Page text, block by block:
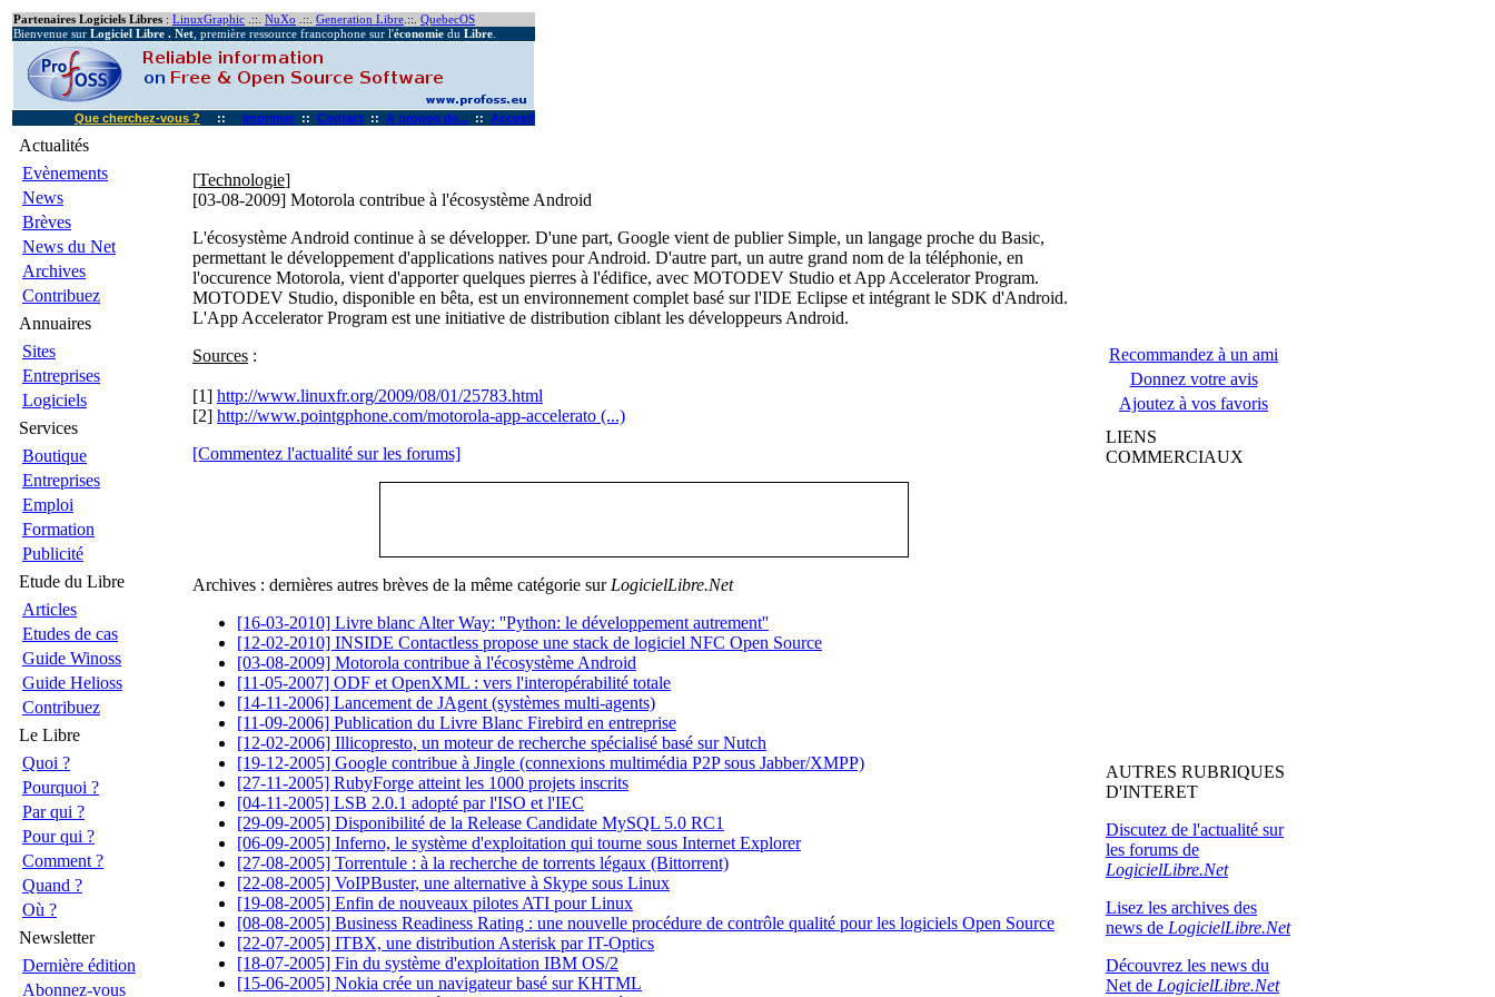
Partenaires Logiciels Libres : LinuxGraphic .::. NuXo .::. Generation Libre .::. QuebecOS
Bienvenue sur Logiciel Libre . Net , première ressource francophone sur l'économie du Libre
Que cherchez-vous ? :: Imprimer :: Contact :: A propos de... :: Accueil
Actualités
Evènements
News
Brèves
News du Net
Archives
Contribuez
Annuaires
Sites
Entreprises
Logiciels
Services
Boutique
Entreprises
Emploi
Formation
Publicité
Etude du Libre
Articles
Etudes de cas
Guide Winoss
Guide Helioss
Contribuez
Le Libre
Quoi ?
Pourquoi ?
Par qui ?
Pour qui ?
Comment ?
Quand ?
Où ?
Newsletter
Dernière édition
Abonnez-vous
[Technologie]
[03-08-2009] Motorola contribue à l'écosystème Android
L'écosystème Android continue à se développer. D'une part, Google vient de publier Simple, un langage proche du Basic,
permettant le développement d'applications natives pour Android. D'autre part, un autre grand nom de la téléphonie, en
l'occurence Motorola, vient d'apporter quelques pierres à l'édifice, avec MOTODEV Studio et App Accelerator Program.
MOTODEV Studio, disponible en bêta, est un environnement complet basé sur l'IDE Eclipse et intégrant le SDK d'Android.
L'App Accelerator Program est une initiative de distribution ciblant les développeurs Android.
Sources :
[1] http://www.linuxfr.org/2009/08/01/25783.html
[2] http://www.pointgphone.com/motorola-app-accelerato (...)
[Commentez l'actualité sur les forums]
Archives : dernières autres brèves de la même catégorie sur LogicielLibre.Net
[16-03-2010] Livre blanc Alter Way: ''Python: le développement autrement''
[12-02-2010] INSIDE Contactless propose une stack de logiciel NFC Open Source
[03-08-2009] Motorola contribue à l'écosystème Android
[11-05-2007] ODF et OpenXML : vers l'interopérabilité totale
[14-11-2006] Lancement de JAgent (systèmes multi-agents)
[11-09-2006] Publication du Livre Blanc Firebird en entreprise
[12-02-2006] Illicopresto, un moteur de recherche spécialisé basé sur Nutch
[19-12-2005] Google contribue à Jingle (connexions multimédia P2P sous Jabber/XMPP)
[27-11-2005] RubyForge atteint les 1000 projets inscrits
[04-11-2005] LSB 2.0.1 adopté par l'ISO et l'IEC
[29-09-2005] Disponibilité de la Release Candidate MySQL 5.0 RC1
[06-09-2005] Inferno, le système d'exploitation qui tourne sous Internet Explorer
[27-08-2005] Torrentule : à la recherche de torrents légaux (Bittorrent)
[22-08-2005] VoIPBuster, une alternative à Skype sous Linux
[19-08-2005] Enfin de nouveaux pilotes ATI pour Linux
[08-08-2005] Business Readiness Rating : une nouvelle procédure de contrôle qualité pour les logiciels Open Source
[22-07-2005] ITBX, une distribution Asterisk par IT-Optics
[18-07-2005] Fin du système d'exploitation IBM OS/2
[15-06-2005] Nokia crée un navigateur basé sur KHTML
Recommandez à un ami
Donnez votre avis
Ajoutez à vos favoris
LIENS
COMMERCIAUX
AUTRES RUBRIQUES
D'INTERET
Discutez de l'actualité sur
les forums de
LogicielLibre.Net
Lisez les archives des
news de LogicielLibre.Net
Découvrez les news du
Net de LogicielLibre.Net